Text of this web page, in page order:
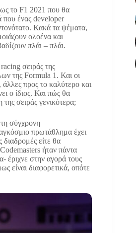
το F1 2021 που θα
που ένας developer
Κακά τα ψέματα,
ολοένα και
πλάι – πλάι.
σειράς της
της Formula 1. Και οι
προς το καλύτερο και
ο ίδιος. Και πώς θα
σειράς γενικότερα;
σύγχρονη
πρωτάθλημα έχει
διαδρομές είτε θα
ήταν πάντα
έριχνε στην αγορά τους
είναι διαφορετικά, οπότε